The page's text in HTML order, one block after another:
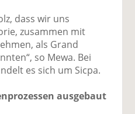
k
te
il
e
n
te
il
e
n
d
e
n
dass wir uns
zusammen mit
als Grand
so Mewa. Bei
es sich um Sicpa.
ausgebaut